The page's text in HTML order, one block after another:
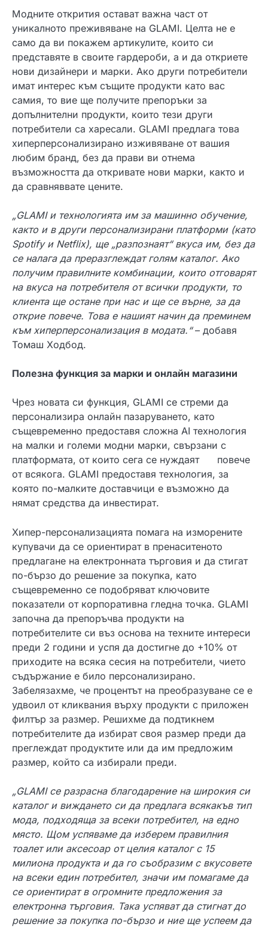
Модните открития остават важна част от
уникалното преживяване на GLAMI. Целта не е
само да ви покажем артикулите, които си
представяте в своите гардероби, а и да откриете
нови дизайнери и марки. Ако други потребители
имат интерес към същите продукти като вас
самия, то вие ще получите препоръки за
допълнителни продукти, които тези други
потребители са харесали. GLAMI предлага това
хиперперсонализирано изживяване от вашия
любим бранд, без да прави ви отнема
възможността да откривате нови марки, както и
да сравняввате цените.
„GLAMIи технологията им за машинно обучение,
както и в други персонализирани платформи (като
Spotify и Netflix), ще „разпознаят“ вкуса им, без да
се налага да преразглеждат голям каталог. Ако
получим правилните комбинации, които отговарят
на вкуса на потребителя от всички продукти, то
клиента ще остане при нас и ще се върне, за да
открие повече. Това е нашият начин да преминем
към хиперперсонализация в модата.“– добавя
Томаш Ходбод.
Полезна функция за марки и онлайн магазини
Чрез новата си функция, GLAMI се стреми да
персонализира онлайн пазаруването, като
същевременно предоставя сложна AI технология
на малки и големи модни марки, свързани с
платформата, от които сега се нуждаят повече
от всякога. GLAMI предоставя технология, за
която по-малките доставчици е възможно да
нямат средства да инвестират.
Хипер-персонализацията помага на изморените
купувачи да се ориентират в пренаситеното
предлагане на електронната търговия и да стигат
по-бързо до решение за покупка, като
същевременно се подобряват ключовите
показатели от корпоративна гледна точка. GLAMI
започна да препоръчва продукти на
потребителите си въз основа на техните интереси
преди 2 години и успя да достигне до +10% от
приходите на всяка сесия на потребители, чието
съдържание е било персонализирано.
Забелязахме, че процентът на преобразуване се е
удвоил от кликвания върху продукти с приложен
филтър за размер. Решихме да подтикнем
потребителите да избират своя размер преди да
преглеждат продуктите или да им предложим
размер, който са избирали преди.
„GLAMIсе разрасна благодарение на широкия си
каталог и виждането си да предлага всякакъв тип
мода, подходяща за всеки потребител, на едно
място. Щом успяваме да изберем правилния
тоалет или аксесоар от целия каталог с 15
милиона продукта и да го съобразим с вкусовете
на всеки един потребител, значи им помагаме да
се ориентират в огромните предложения за
електронна търговия. Така успяват да стигнат до
решение за покупка по-бързо и ние ще успеем да